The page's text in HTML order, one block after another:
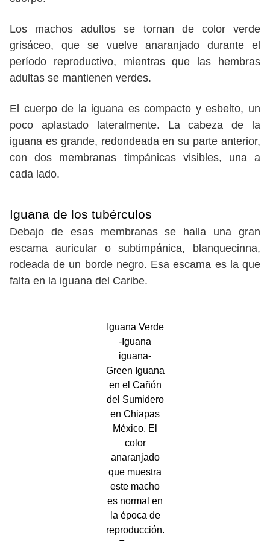
Los machos adultos se tornan de color verde
grisáceo, que se vuelve anaranjado durante el
período reproductivo, mientras que las hembras
adultas se mantienen verdes.
El cuerpo de la iguana es compacto y esbelto, un
poco aplastado lateralmente. La cabeza de la
iguana es grande, redondeada en su parte anterior,
con dos membranas timpánicas visibles, una a
cada lado.
Iguana de los tubérculos
Debajo de esas membranas se halla una gran
escama auricular o subtimpánica, blanquecinna,
rodeada de un borde negro. Esa escama es la que
falta en la iguana del Caribe.
Iguana Verde
-Iguana
iguana-
Green Iguana
en el Cañón
del Sumidero
en Chiapas
México. El
color
anaranjado
que muestra
este macho
es normal en
la época de
reproducción.